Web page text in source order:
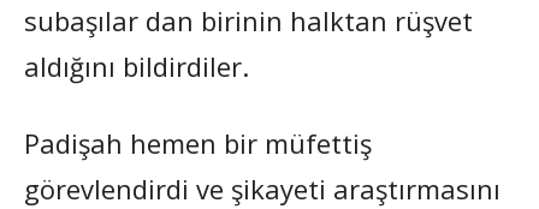
subaşılar dan birinin halktan rüşvet
aldığını bildirdiler.
Padişah hemen bir müfettiş
görevlendirdi ve şikayeti araştırmasını